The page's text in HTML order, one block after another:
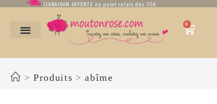
LIVRAISON OFFERTE en point relais dès 75€
0
> Produits > abîme